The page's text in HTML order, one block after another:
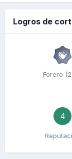
Logros de
Forero
4